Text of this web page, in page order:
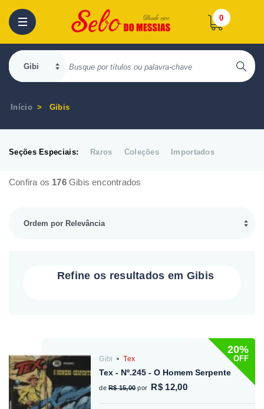
0
Início Gibis
Seções Especiais: Raros Coleções Importados
Confira os 176Gibis encontrados
Refine os resultados em Gibis
20%
OFF
Gibi Tex
Tex - Nº.245 - O Homem Serpente
de R$ 15,00 por R$ 12,00